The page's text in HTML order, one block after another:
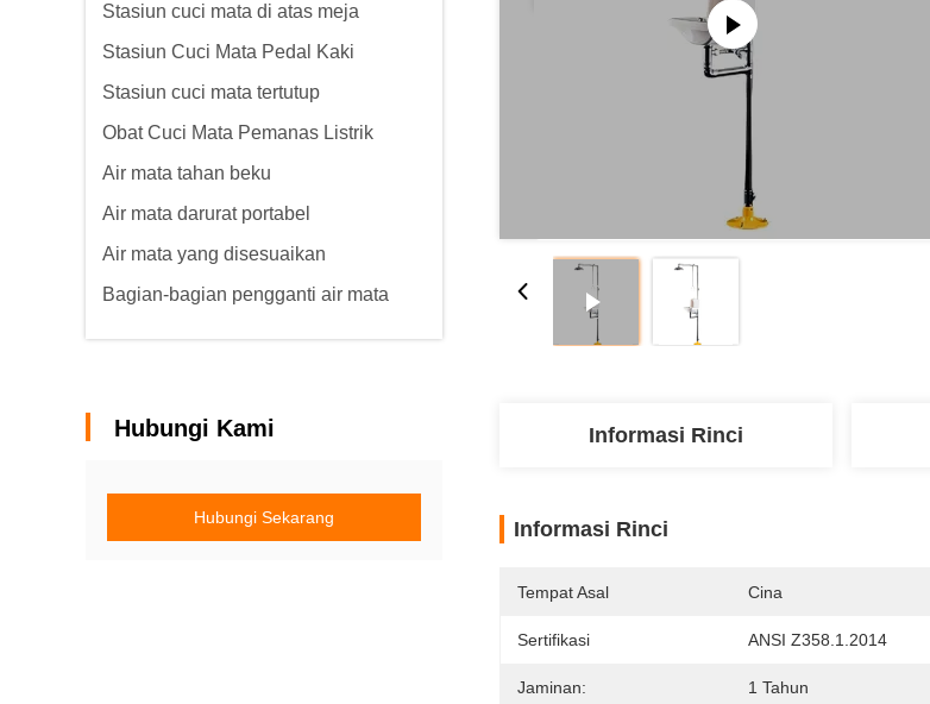
Stasiun cuci mata di atas meja
Stasiun Cuci Mata Pedal Kaki
Stasiun cuci mata tertutup
Obat Cuci Mata Pemanas Listrik
Air mata tahan beku
Air mata darurat portabel
Air mata yang disesuaikan
Bagian-bagian pengganti air mata
Hubungi Kami
Hubungi Sekarang
Informasi Rinci
Informasi Rinci
Tempat Asal Cina
Sertifikasi ANSI Z358.1.2014
Jaminan: 1 Tahun